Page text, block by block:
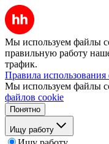
Мы используем файлы
правильную работу
трафик.
Правила
Мы используем файлы
файлов cookie
Понятно
Ищу работу